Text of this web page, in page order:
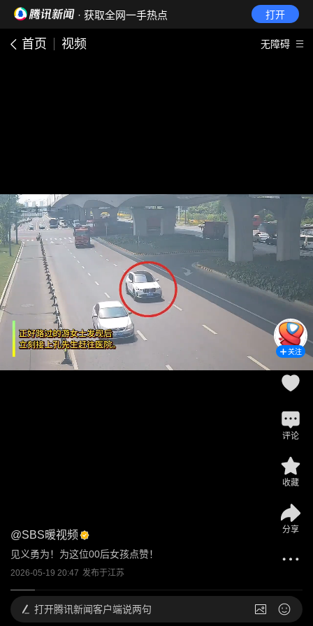
· 获取全网一手热点 打开
首页 视频 无障碍
@SBS暖视频
见义勇为！为这位00后女孩点赞！
2026-05-19 20:47 发布于江苏
关注
评论
收藏
分享
打开腾讯新闻客户端说两句